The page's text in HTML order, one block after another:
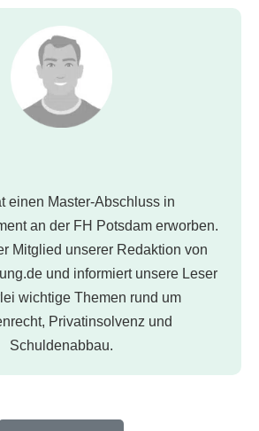
einen Master-Abschluss in
an der FH Potsdam erworben.
Mitglied unserer Redaktion von
und informiert unsere Leser
wichtige Themen rund um
Privatinsolvenz und
Schuldenabbau.